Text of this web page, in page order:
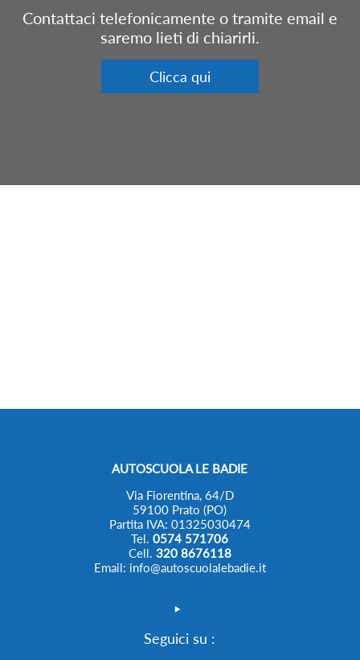
Contattaci telefonicamente o tramite email e
saremo lieti di chiarirli.
Clicca qui
AUTOSCUOLA LE BADIE
Via Fiorentina, 64/D
59100 Prato (PO)
Partita IVA: 01325030474
Tel.0574 571706
Cell. 320 8676118
Email: info@autoscuolalebadie.it
Seguici su :